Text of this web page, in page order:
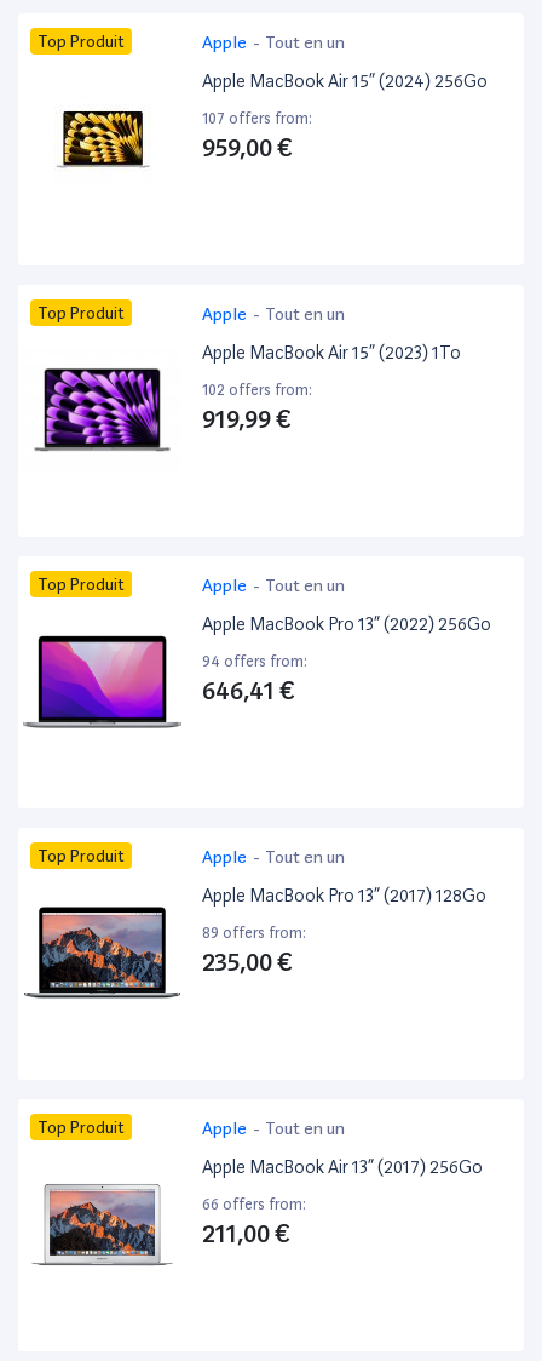
Top Produit Apple - Tout en un
Apple MacBook Air 15” (2024) 256Go
107 offers from:
959,00 €
Top Produit Apple - Tout en un
Apple MacBook Air 15” (2023) 1To
102 offers from:
919,99 €
Top Produit Apple - Tout en un
Apple MacBook Pro 13” (2022) 256Go
94 offers from:
646,41 €
Top Produit Apple - Tout en un
Apple MacBook Pro 13” (2017) 128Go
89 offers from:
235,00 €
Top Produit Apple - Tout en un
Apple MacBook Air 13” (2017) 256Go
66 offers from:
211,00 €